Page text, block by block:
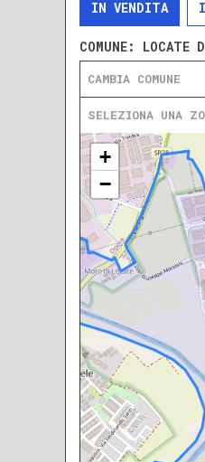
IN VENDITA
COMUNE:
CAMBIA COMUNE
SELEZIONA UNA
+
−